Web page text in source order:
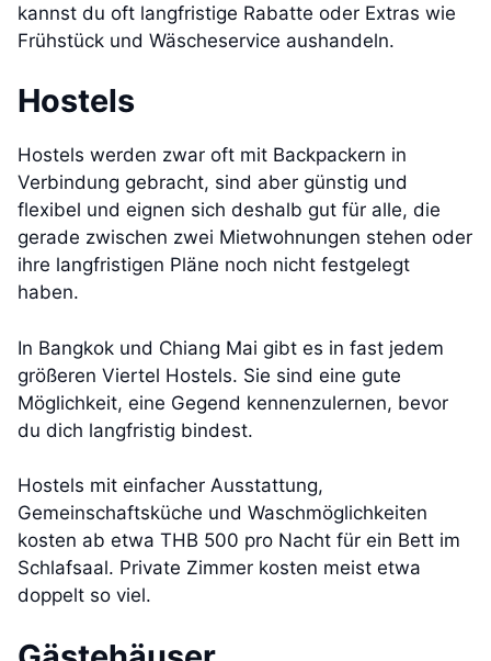
kannst du oft langfristige Rabatte oder Extras wie
Frühstück und Wäscheservice aushandeln.
Hostels
Hostels werden zwar oft mit Backpackern in
Verbindung gebracht, sind aber günstig und
flexibel und eignen sich deshalb gut für alle, die
gerade zwischen zwei Mietwohnungen stehen oder
ihre langfristigen Pläne noch nicht festgelegt
haben.
In Bangkok und Chiang Mai gibt es in fast jedem
größeren Viertel Hostels. Sie sind eine gute
Möglichkeit, eine Gegend kennenzulernen, bevor
du dich langfristig bindest.
Hostels mit einfacher Ausstattung,
Gemeinschaftsküche und Waschmöglichkeiten
kosten ab etwa THB 500 pro Nacht für ein Bett im
Schlafsaal. Private Zimmer kosten meist etwa
doppelt so viel.